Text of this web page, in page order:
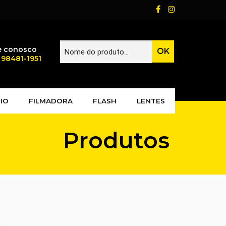
conosco
1951
FILMADORA FLASH LENTES
Produtos